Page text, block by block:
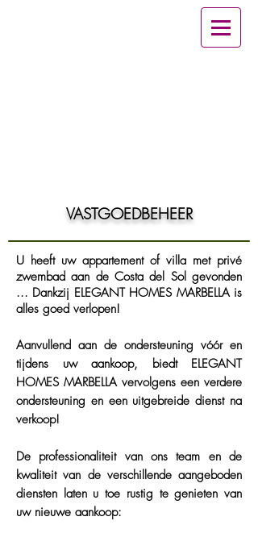
VASTGOEDBEHEER
U heeft uw appartement of villa met privé
zwembad aan de Costa del Sol gevonden
... Dankzij ELEGANT HOMES MARBELLA is
alles goed verlopen!
Aanvullend aan de ondersteuning vóór en
tijdens uw aankoop, biedt ELEGANT
HOMES MARBELLA vervolgens een verdere
ondersteuning en een uitgebreide dienst na
verkoop!
De professionaliteit van ons team en de
kwaliteit van de verschillende aangeboden
diensten laten u toe rustig te genieten van
uw nieuwe aankoop: